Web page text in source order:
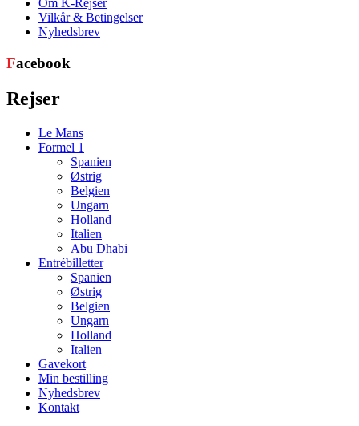
Om K-Rejser
Vilkår & Betingelser
Nyhedsbrev
Facebook
Rejser
Le Mans
Formel 1
Spanien
Østrig
Belgien
Ungarn
Holland
Italien
Abu Dhabi
Entrébilletter
Spanien
Østrig
Belgien
Ungarn
Holland
Italien
Gavekort
Min bestilling
Nyhedsbrev
Kontakt